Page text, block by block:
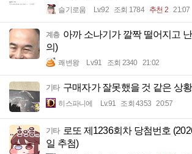
슬기로움 Lv.92 조회 1784 추천 2 21:07
계층 아까 소나기가 깔짝 떨어지고
의)
쾌변왕 Lv.91 조회 2340 21:02
기타 구매자가 잘못했을 것 같은 상황
히스파니에 Lv.91 조회 4353 20:57
기타 로또 제1236회차 당첨번호
일 추첨)